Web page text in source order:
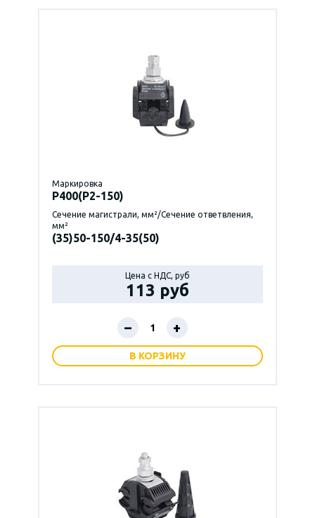
Маркировка
P400(Р2-150)
Сечение магистрали, мм²/Сечение ответвления,
мм²
(35)50-150/4-35(50)
Цена с НДС, руб
113 руб
– +
В КОРЗИНУ